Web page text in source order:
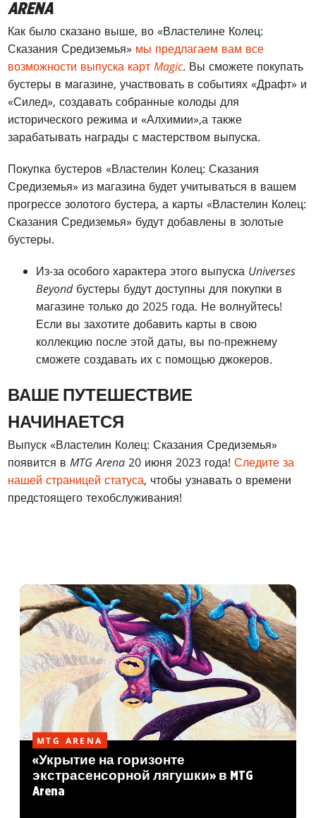
ARENA
Как было сказано выше, во «Властелине Колец:
Сказания Средиземья» мы предлагаем вам все
возможности выпуска картMagic. Вы сможете покупать
бустеры в магазине, участвовать в событиях «Драфт» и
«Силед», создавать собранные колоды для
исторического режима и «Алхимии»,а также
зарабатывать награды с мастерством выпуска.
Покупка бустеров «Властелин Колец: Сказания
Средиземья» из магазина будет учитываться в вашем
прогрессе золотого бустера, а карты «Властелин Колец:
Сказания Средиземья» будут добавлены в золотые
бустеры.
Из-за особого характера этого выпуска Universes
Beyondбустеры будут доступны для покупки в
магазине только до 2025 года. Не волнуйтесь!
Если вы захотите добавить карты в свою
коллекцию после этой даты, вы по-прежнему
сможете создавать их с помощью джокеров.
ВАШЕ ПУТЕШЕСТВИЕ
НАЧИНАЕТСЯ
Выпуск «Властелин Колец: Сказания Средиземья»
появится вMTG Arena 20 июня 2023 года!Следите за
нашей страницей статуса, чтобы узнавать о времени
предстоящего техобслуживания!
MTG ARENA
«Укрытие на горизонте
экстрасенсорной лягушки» в MTG
Arena